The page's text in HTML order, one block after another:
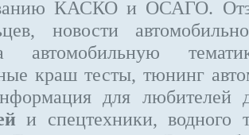
КАСКО и ОСАГО.
новости
автомобильную
краш тесты, тюнинг
для любителей
и спецтехники, водного